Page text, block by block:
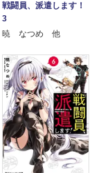
戦闘員、派遣します！
3
暁 なつめ 他